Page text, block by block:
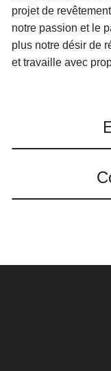
projet de
notre passion et le
plus notre désir de
et travaille avec